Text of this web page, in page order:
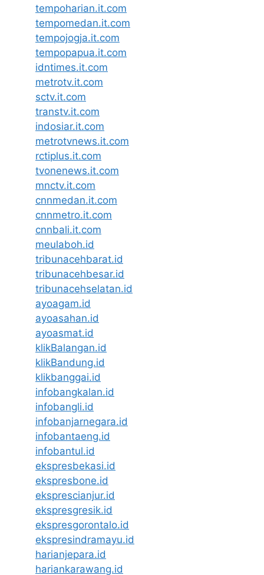
tempoharian.it.com
tempomedan.it.com
tempojogja.it.com
tempopapua.it.com
idntimes.it.com
metrotv.it.com
sctv.it.com
transtv.it.com
indosiar.it.com
metrotvnews.it.com
rctiplus.it.com
tvonenews.it.com
mnctv.it.com
cnnmedan.it.com
cnnmetro.it.com
cnnbali.it.com
meulaboh.id
tribunacehbarat.id
tribunacehbesar.id
tribunacehselatan.id
ayoagam.id
ayoasahan.id
ayoasmat.id
klikBalangan.id
klikBandung.id
klikbanggai.id
infobangkalan.id
infobangli.id
infobanjarnegara.id
infobantaeng.id
infobantul.id
ekspresbekasi.id
ekspresbone.id
eksprescianjur.id
ekspresgresik.id
ekspresgorontalo.id
ekspresindramayu.id
harianjepara.id
hariankarawang.id